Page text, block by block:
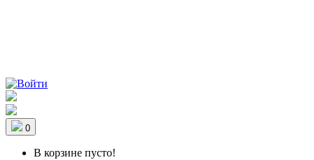
0
В корзине пусто!